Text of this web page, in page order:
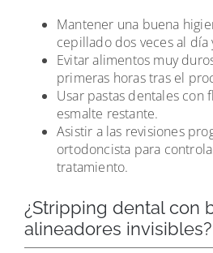
Mantener una buena
cepillado dos veces al
Evitar alimentos muy
primeras horas tras el
Usar pastas dentales con
esmalte restante.
Asistir a las revisiones
ortodoncista para
tratamiento.
¿Stripping dental con
alineadores invisibles?